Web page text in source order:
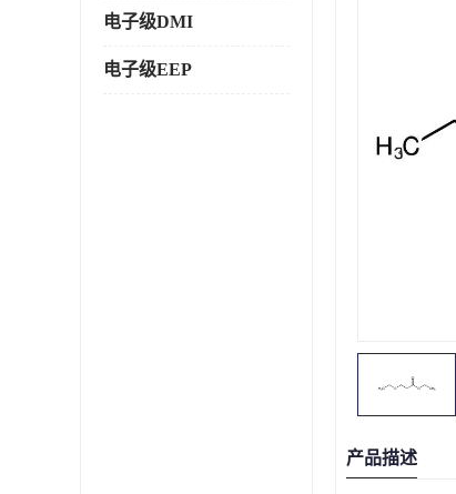
电子级DMI
电子级EEP
产品描述